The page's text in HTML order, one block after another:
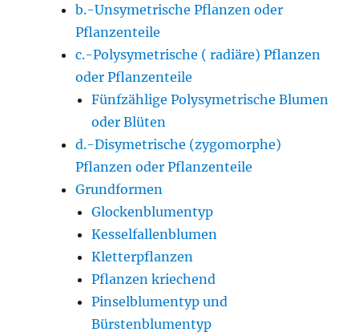
b.-Unsymetrische Pflanzen oder
Pflanzenteile
c.-Polysymetrische ( radiäre) Pflanzen
oder Pflanzenteile
Fünfzählige Polysymetrische Blumen
oder Blüten
d.-Disymetrische (zygomorphe)
Pflanzen oder Pflanzenteile
Grundformen
Glockenblumentyp
Kesselfallenblumen
Kletterpflanzen
Pflanzen kriechend
Pinselblumentyp und
Bürstenblumentyp